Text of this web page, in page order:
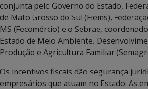
conjunta pelo Governo do Estado,
de Mato Grosso do Sul (Fiems),
MS (Fecomércio) e o Sebrae,
Estado de Meio Ambiente,
Produção e Agricultura Familiar
Os incentivos fiscais dão segurança
empresários que atuam no Estado. As